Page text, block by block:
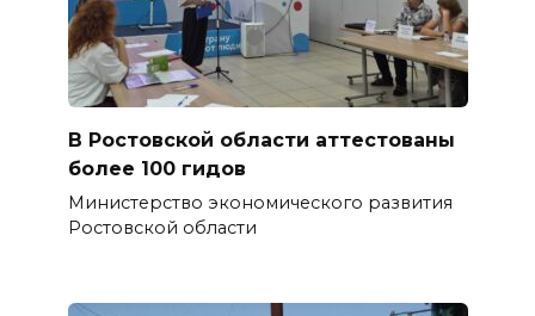
В Ростовской области аттестованы
более 100 гидов
Министерство экономического развития
Ростовской области